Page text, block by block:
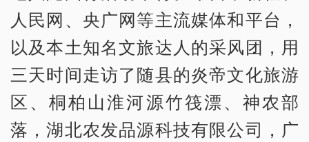
人民网、央广网等主流媒体和平台，
以及本土知名文旅达人的采风团，用
三天时间走访了随县的炎帝文化旅游
区、桐柏山淮河源竹筏漂、神农部
落，湖北农发品源科技有限公司，广